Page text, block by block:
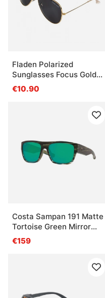
Fladen Polarized
Sunglasses Focus Gold
Frame Grey Lens
€10.90
Costa Sampan 191 Matte
Tortoise Green Mirror
580G
€159